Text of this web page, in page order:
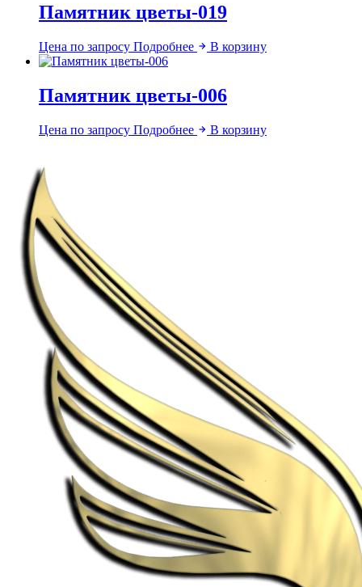
Памятник цветы-019
Цена по запросу Подробнее В корзину
Памятник цветы-006
Цена по запросу Подробнее В корзину